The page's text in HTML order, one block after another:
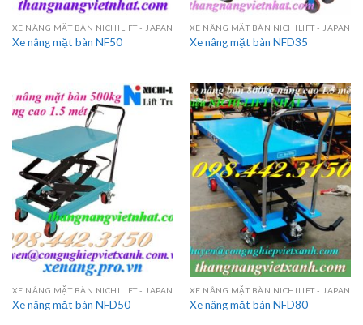
XE NÂNG MẶT BÀN NICHILIFT - JAPAN
Xe nâng mặt bàn NF50
XE NÂNG MẶT BÀN NICHILIFT - JAPAN
Xe nâng mặt bàn NFD35
XE NÂNG MẶT BÀN NICHILIFT - JAPAN
Xe nâng mặt bàn NFD50
XE NÂNG MẶT BÀN NICHILIFT - JAPAN
Xe nâng mặt bàn NFD80